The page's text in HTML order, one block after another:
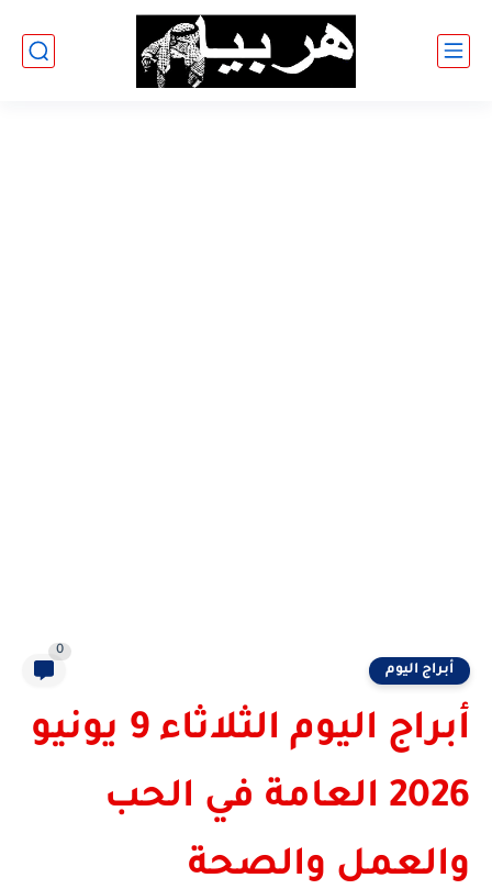
أبراج اليوم
0
أبراج اليوم الثلاثاء 9 يونيو
2026 العامة في الحب
والعمل والصحة